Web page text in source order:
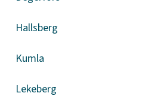
Hallsberg
Kumla
Lekeberg